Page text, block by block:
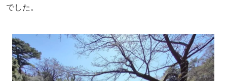
でした。